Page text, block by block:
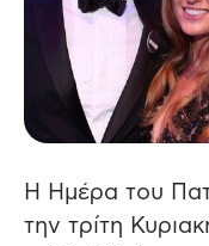
Η Ημέρα του
την τρίτη